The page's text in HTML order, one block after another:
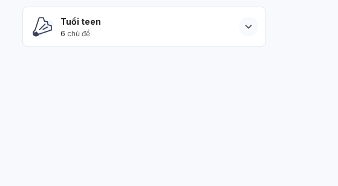
Tuổi teen
6 chủ đề